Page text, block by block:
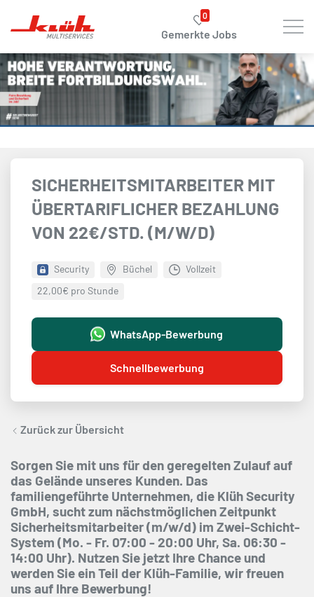
0
Gemerkte Jobs
SICHERHEITSMITARBEITER MIT
ÜBERTARIFLICHER BEZAHLUNG
VON 22€/STD. (M/W/D)
Security Büchel
Vollzeit
22,00€ pro Stunde
WhatsApp-Bewerbung
Schnellbewerbung
Zurück zur Übersicht
Sorgen Sie mit uns für den geregelten Zulauf auf
das Gelände unseres Kunden. Das
familiengeführte Unternehmen, die Klüh Security
GmbH, sucht zum nächstmöglichen Zeitpunkt
Sicherheitsmitarbeiter (m/w/d) im Zwei-Schicht-
System (Mo. - Fr. 07:00 - 20:00 Uhr, Sa. 06:30 -
14:00 Uhr). Nutzen Sie jetzt Ihre Chance und
werden Sie ein Teil der Klüh-Familie, wir freuen
uns auf Ihre Bewerbung!